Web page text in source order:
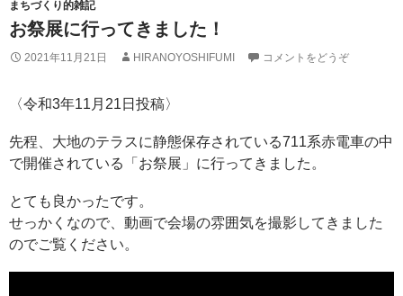
まちづくり的雑記
お祭展に行ってきました！
2021年11月21日 HIRANOYOSHIFUMI コメントをどうぞ
〈令和3年11月21日投稿〉
先程、大地のテラスに静態保存されている711系赤電車の中
で開催されている「お祭展」に行ってきました。
とても良かったです。
せっかくなので、動画で会場の雰囲気を撮影してきました
のでご覧ください。